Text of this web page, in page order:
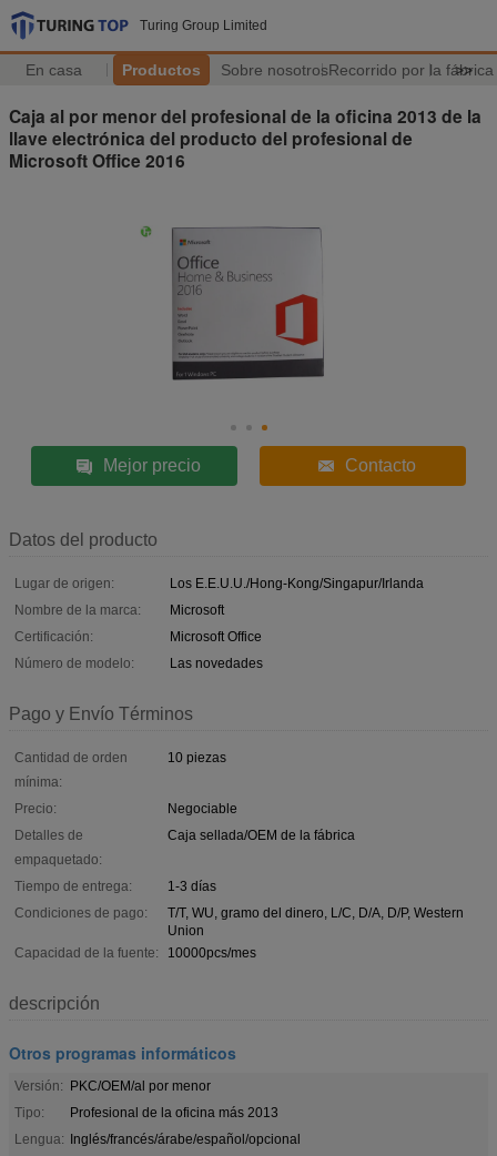
Turing Group Limited
En casa Productos Sobre nosotrosRecorrido por la fábrica
>>
Caja al por menor del profesional de la oficina 2013 de la
llave electrónica del producto del profesional de
Microsoft Office 2016
Mejor precio Contacto
Datos del producto
Lugar de origen:
Los E.E.U.U./Hong-Kong/Singapur/Irlanda
Nombre de la marca:
Microsoft
Certificación:
Microsoft Office
Número de modelo:
Las novedades
Pago y Envío Términos
Cantidad de orden
mínima:
10 piezas
Precio:
Negociable
Detalles de
empaquetado:
Caja sellada/OEM de la fábrica
Tiempo de entrega:
1-3 días
Condiciones de pago:
T/T, WU, gramo del dinero, L/C, D/A, D/P, Western
Union
Capacidad de la fuente:
10000pcs/mes
descripción
Otros programas informáticos
Versión: PKC/OEM/al por menor
Tipo:
Profesional de la oficina más 2013
Lengua: Inglés/francés/árabe/español/opcional